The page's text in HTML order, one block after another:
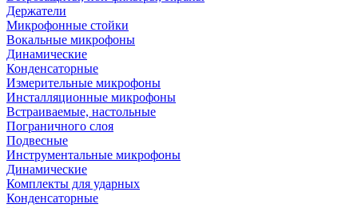
Держатели
Микрофонные стойки
Вокальные микрофоны
Динамические
Конденсаторные
Измерительные микрофоны
Инсталляционные микрофоны
Встраиваемые, настольные
Пограничного слоя
Подвесные
Инструментальные микрофоны
Динамические
Комплекты для ударных
Конденсаторные